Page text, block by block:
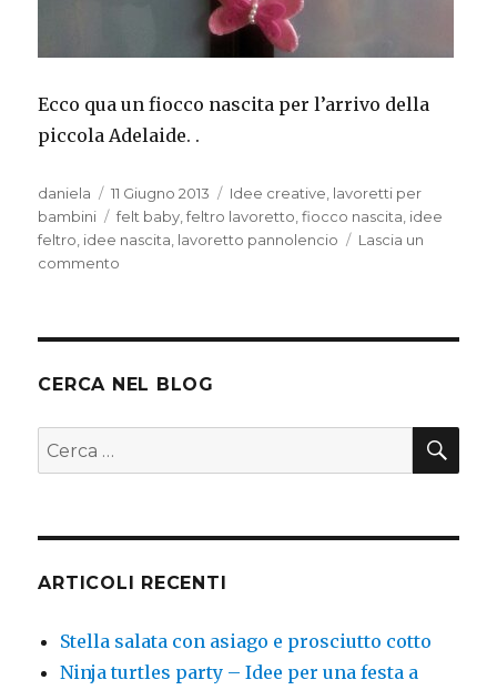
Ecco qua un fiocco nascita per l’arrivo della
piccola Adelaide. .
Autore
daniela
Pubblicato
il
11 Giugno 2013 Categorie
Idee creative lavoretti per
bambini
Tag
felt baby ,feltro lavoretto ,fiocco nascita idee
feltro idee nascita lavoretto pannolencio
Lascia un
commento
CERCA NEL BLOG
Cerca:
ARTICOLI RECENTI
Stella salata con asiago e prosciutto cotto
Ninja turtles party – Idee per una festa a